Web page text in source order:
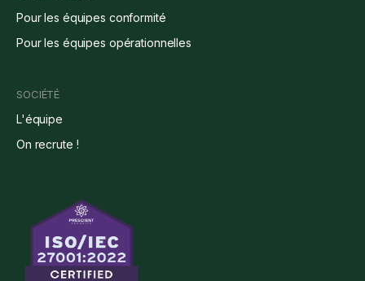
Pour les équipes conformité
Pour les équipes opérationnelles
SOCIÉTÉ
L'équipe
On recrute !